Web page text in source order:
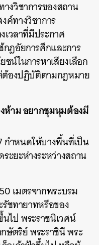
งวิชาการของสถาน
ค์ทางวิชาการ
เวลาที่มีประกาศ
ฎอัยการศึกและการ
น์ในการหาเสียงเลือก
ต้องปฏิบัติตามกฎหมาย
ห้าม อยากชุมนุมต้องมี
กำหนดให้บางพื้นที่เป็น
ะยะห่างระหว่างสถาน
เมตรจากพระบรม
รัชทายาทหรือของ
ไป พระราชนิเวศน์
ษัตริย์ พระราชินี พระ